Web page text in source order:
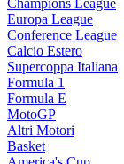
Champions League
Europa League
Conference League
Calcio Estero
Supercoppa Italiana
Formula 1
Formula E
MotoGP
Altri Motori
Basket